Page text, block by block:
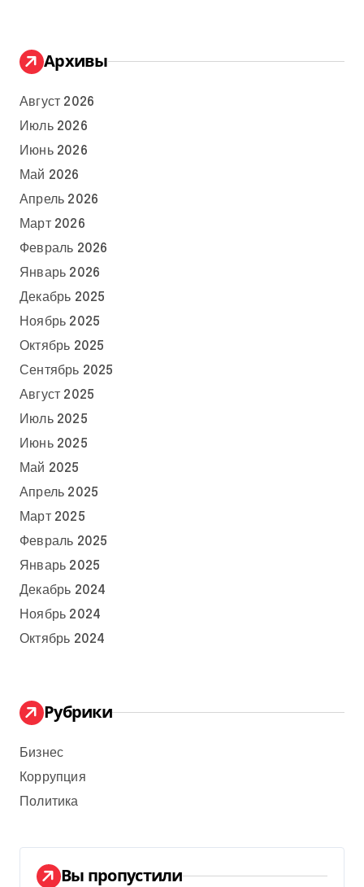
Архивы
Август 2026
Июль 2026
Июнь 2026
Май 2026
Апрель 2026
Март 2026
Февраль 2026
Январь 2026
Декабрь 2025
Ноябрь 2025
Октябрь 2025
Сентябрь 2025
Август 2025
Июль 2025
Июнь 2025
Май 2025
Апрель 2025
Март 2025
Февраль 2025
Январь 2025
Декабрь 2024
Ноябрь 2024
Октябрь 2024
Рубрики
Бизнес
Коррупция
Политика
Вы пропустили